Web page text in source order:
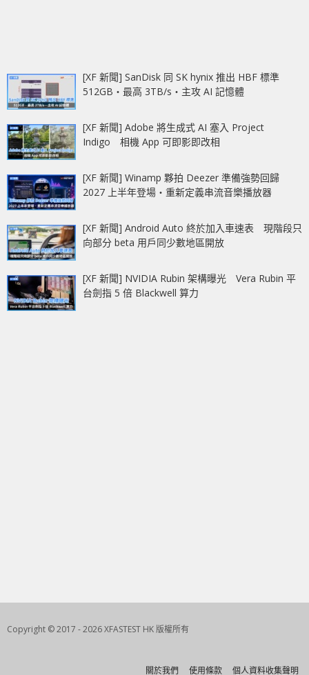
[XF 新聞] SanDisk 同 SK hynix 推出 HBF 標準
512GB‧最高 3TB/s‧主攻 AI 記憶體
[XF 新聞] Adobe 將生成式 AI 塞入 Project
Indigo 相機 App 可即影即改相
[XF 新聞] Winamp 夥拍 Deezer 準備強勢回歸
2027 上半年登場‧重新定義串流音樂播放器
[XF 新聞] Android Auto 終於加入車速表 現階段只
向部分 beta 用戶同少數地區開放
[XF 新聞] NVIDIA Rubin 架構曝光 Vera Rubin 平
台劍指 5 倍 Blackwell 算力
Copyright © 2017 - 2026 XFASTEST HK 版權所有
關於我們 使用條款 個人資料收集聲明